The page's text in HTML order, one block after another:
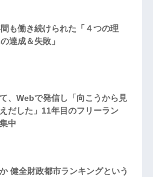
も働き続けられた「４つの理
達成＆失敗」
、Webで発信し「向こうから見
だした」11年目のフリーラン
中
健全財政都市ランキングという